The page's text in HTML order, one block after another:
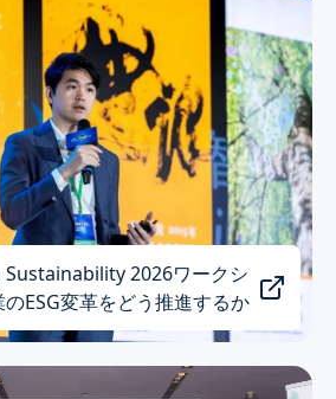
2026ワークシ
ESG変革をどう推進するか